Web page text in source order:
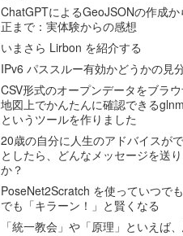
ChatGPTによるGeoJSONの作成か
正まで：実体験からの感想
いまさら Lirbon を紹介する
IPv6 パススルー有効かどうかの見
CSV形式のオープンデータをブラ
地図上でかんたんに確認できる
というツールを作りました
20歳の自分に人生のアドバイスが
としたら、どんなメッセージを送
か？
PoseNet2Scratch を使っていつで
でも「キラーン！」と賢くなる
「統一教会」や「原理」といえば